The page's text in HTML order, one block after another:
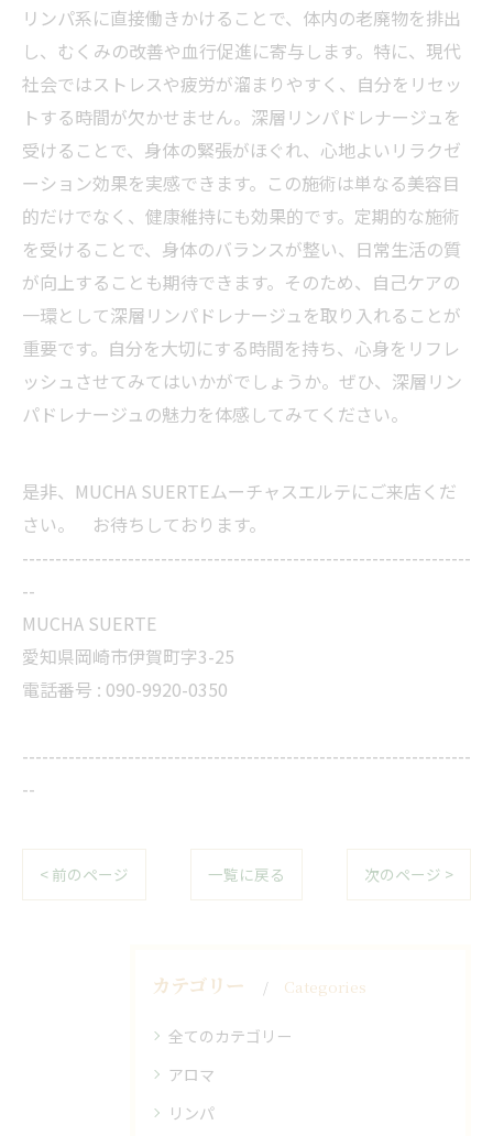
リンパ系に直接働きかけることで、体内の老廃物を排出
し、むくみの改善や血行促進に寄与します。特に、現代
社会ではストレスや疲労が溜まりやすく、自分をリセッ
トする時間が欠かせません。深層リンパドレナージュを
受けることで、身体の緊張がほぐれ、心地よいリラクゼ
ーション効果を実感できます。この施術は単なる美容目
的だけでなく、健康維持にも効果的です。定期的な施術
を受けることで、身体のバランスが整い、日常生活の質
が向上することも期待できます。そのため、自己ケアの
一環として深層リンパドレナージュを取り入れることが
重要です。自分を大切にする時間を持ち、心身をリフレ
ッシュさせてみてはいかがでしょうか。ぜひ、深層リン
パドレナージュの魅力を体感してみてください。
是非、MUCHA SUERTEムーチャスエルテにご来店くだ
さい。 お待ちしております。
--------------------------------------------------------------------
--
MUCHA SUERTE
愛知県岡崎市伊賀町字3-25
電話番号 : 090-9920-0350
--------------------------------------------------------------------
--
< 前のページ 一覧に戻る 次のページ >
カテゴリー Categories
全てのカテゴリー
アロマ
リンパ